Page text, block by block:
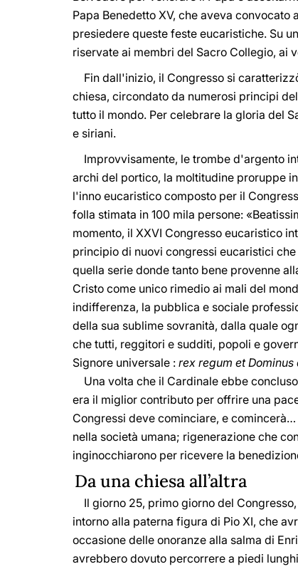
Papa Benedetto XV, che aveva
presiedere queste feste eucaristiche. Su
riservate ai membri del Sacro Collegio, ai
Fin dall'inizio, il Congresso si
chiesa, circondato da numerosi principi
tutto il mondo. Per celebrare la gloria del
e siriani.
Improvvisamente, le trombe d'argento
archi del portico, la moltitudine proruppe
l'inno eucaristico composto per il
folla stimata in 100 mila persone:
momento, il XXVI Congresso eucaristico
principio di nuovi congressi eucaristici
quella serie donde tanto bene provenne
Cristo come unico rimedio ai mali del
indifferenza, la pubblica e sociale
della sua sublime sovranità, dalla quale
che tutti, reggitori e sudditi, popoli e
Signore universale : rex regum et
Una volta che il Cardinale ebbe
era il miglior contributo per offrire una
Congressi deve cominciare, e
nella società umana; rigenerazione che
inginocchiarono per ricevere la
Da una chiesa all’altra
Il giorno 25, primo giorno del
intorno alla paterna figura di Pio XI, che
occasione delle onoranze alla salma di
avrebbero dovuto percorrere a piedi